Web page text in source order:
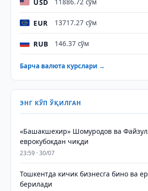
USD 11886.72 сўм
EUR 13717.27 сўм
RUB 146.37 сўм
Барча валюта курслари →
ЭНГ КЎП ЎҚИЛГАН
«Башакшехир» Шомуродов ва
еврокубокдан чиқди
23:59 · 30/07
Тошкентда кичик бизнесга бино ва
берилади